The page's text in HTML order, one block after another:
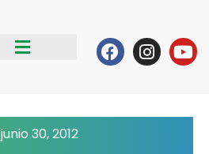
Facebook
junio 30, 2012